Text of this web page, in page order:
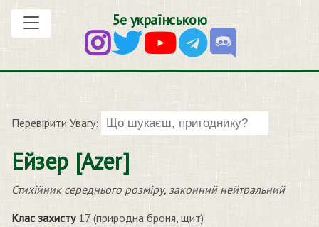
5е українською
Перевірити Увагу:
Ейзер [Azer]
Стихійник середнього розміру, законний нейтральний
Клас захисту17 (природна броня, щит)